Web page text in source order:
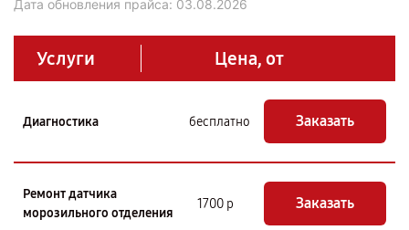
Дата обновления прайса: 03.08.2026
Услуги Цена, от
Диагностика бесплатно Заказать
Ремонт датчика
морозильного отделения
1700 р Заказать